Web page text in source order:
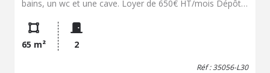
bains, un wc et une cave. Loyer de 650€ HT/mois Dépôt
HT Honoraires de rédaction : 850€ HT Frais de débours :
200€ TTC
65 m² 2
Réf : 35056-L30